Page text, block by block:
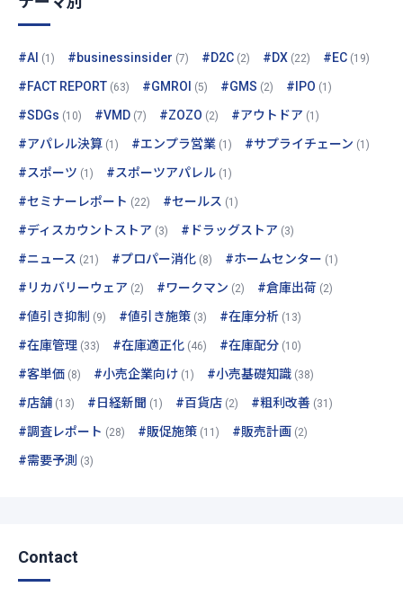
#AI (1) #businessinsider (7) #D2C (2) #DX (22) #EC (19)
#FACT REPORT (63) #GMROI (5) #GMS (2) #IPO (1)
#SDGs (10) #VMD (7) #ZOZO (2) #アウトドア (1)
#アパレル決算 (1) #エンプラ営業 (1) #サプライチェーン (1)
#スポーツ (1) #スポーツアパレル (1)
#セミナーレポート (22) #セールス (1)
#ディスカウントストア (3) #ドラッグストア (3)
#ニュース (21) #プロパー消化 (8) #ホームセンター (1)
#リカバリーウェア (2) #ワークマン (2) #倉庫出荷 (2)
#値引き抑制 (9) #値引き施策 (3) #在庫分析 (13)
#在庫管理 (33) #在庫適正化 (46) #在庫配分 (10)
#客単価 (8) #小売企業向け (1) #小売基礎知識 (38)
#店舗 (13) #日経新聞 (1) #百貨店 (2) #粗利改善 (31)
#調査レポート (28) #販促施策 (11) #販売計画 (2)
#需要予測 (3)
Contact